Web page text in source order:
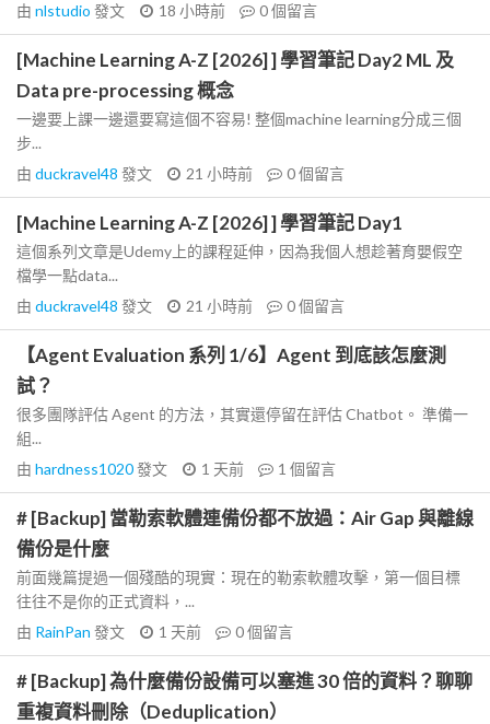
由 nlstudio 發文 18 小時前 0個留言
[Machine Learning A-Z [2026] ] 學習筆記 Day2 ML 及
Data pre-processing 概念
一邊要上課一邊還要寫這個不容易! 整個machine learning分成三個
步...
由 duckravel48 發文 21 小時前 0個留言
[Machine Learning A-Z [2026] ] 學習筆記 Day1
這個系列文章是Udemy上的課程延伸，因為我個人想趁著育嬰假空
檔學一點data...
由 duckravel48 發文 21 小時前 0個留言
【Agent Evaluation 系列 1/6】Agent 到底該怎麼測
試？
很多團隊評估 Agent 的方法，其實還停留在評估 Chatbot。 準備一
組...
由 hardness1020發文 1 天前 1 個留言
# [Backup] 當勒索軟體連備份都不放過：Air Gap 與離線
備份是什麼
前面幾篇提過一個殘酷的現實：現在的勒索軟體攻擊，第一個目標
往往不是你的正式資料，...
由 RainPan 發文 1 天前 0個留言
# [Backup] 為什麼備份設備可以塞進 30 倍的資料？聊聊
重複資料刪除（Deduplication）